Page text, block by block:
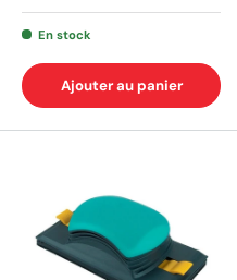
En stock
Ajouter au panier